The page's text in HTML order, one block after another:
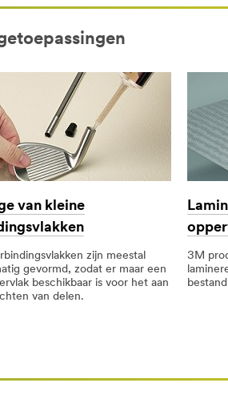
van kleine
zijn meestal
gevormd, zodat er maar een
beschikbaar is voor het aan
van delen.
3M